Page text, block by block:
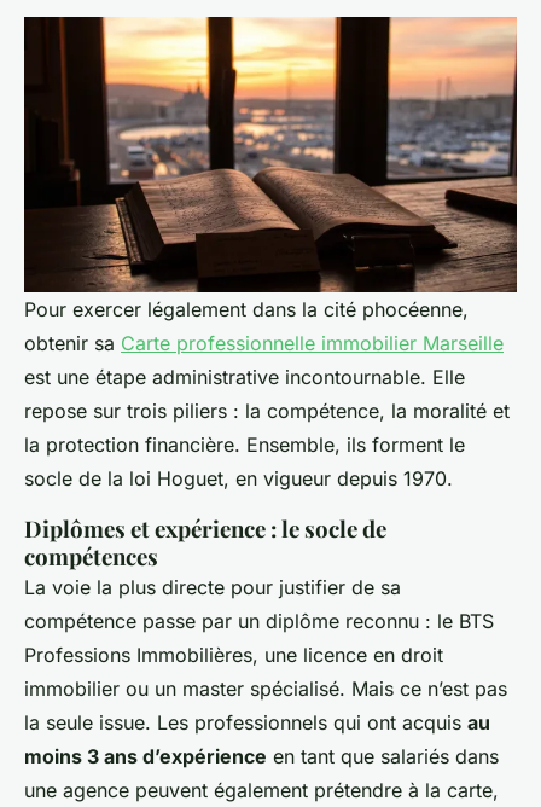
Pour exercer légalement dans la cité phocéenne,
obtenir sa Carte professionnelle immobilier Marseille
est une étape administrative incontournable. Elle
repose sur trois piliers : la compétence, la moralité et
la protection financière. Ensemble, ils forment le
socle de la loi Hoguet, en vigueur depuis 1970.
Diplômes et expérience : le socle de
compétences
La voie la plus directe pour justifier de sa
compétence passe par un diplôme reconnu : le BTS
Professions Immobilières, une licence en droit
immobilier ou un master spécialisé. Mais ce n’est pas
la seule issue. Les professionnels qui ont acquis au
moins 3 ans d’expérience en tant que salariés dans
une agence peuvent également prétendre à la carte,